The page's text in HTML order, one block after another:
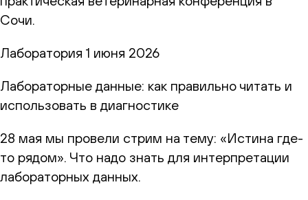
Сочи.
Лаборатория 1 июня 2026
Лабораторные данные: как правильно читать и
использовать в диагностике
28 мая мы провели стрим на тему: «Истина где-
то рядом». Что надо знать для интерпретации
лабораторных данных.